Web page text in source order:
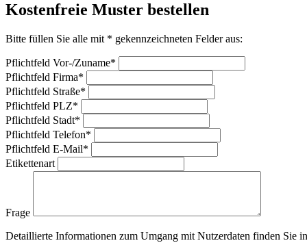
Kostenfreie Muster bestellen
Bitte füllen Sie alle mit * gekennzeichneten Felder aus:
Pflichtfeld Vor-/Zuname*
Pflichtfeld Firma*
Pflichtfeld Straße*
Pflichtfeld PLZ*
Pflichtfeld Stadt*
Pflichtfeld Telefon*
Pflichtfeld E-Mail*
Etikettenart
Frage
Detaillierte Informationen zum Umgang mit Nutzerdaten finden Sie